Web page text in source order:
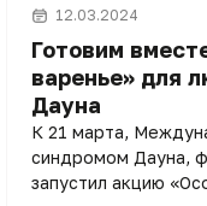
12.03.2024
Готовим
варенье» для
Дауна
К 21 марта,
синдромом Дауна,
запустил акцию